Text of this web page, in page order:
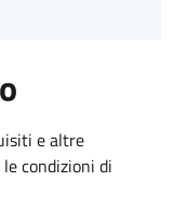
e altre
condizioni di